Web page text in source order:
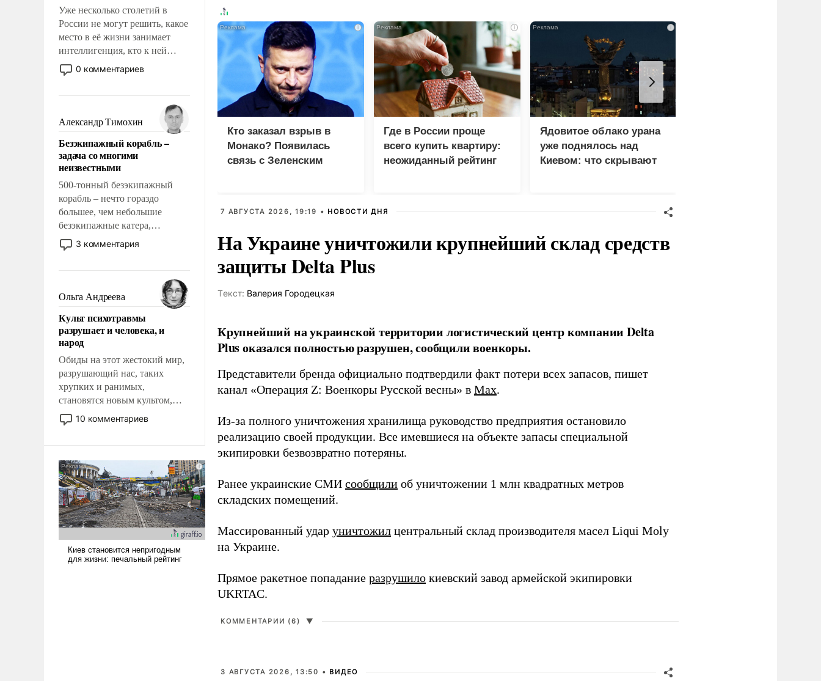
Уже несколько столетий в
России не могут решить, какое
место в её жизни занимает
интеллигенция, кто к ней
принадлежит, а кого из неё
исключили с правом
чем она отличается от просто
образованных людей. Иногда
казалось, что эти вопросы
решены раз и навсегда, но –
нет, не решены.
0 комментариев
Александр Тимохин
Безэкипажный корабль –
задача со многими
неизвестными
500-тонный безэкипажный
корабль – нечто гораздо
большее, чем небольшие
безэкипажные катера,
применение которых уже
стало обыденностью. Задача по
сложна и амбициозна. Однако
и ее реализация радикально
поднимет наши боевые
возможности.
3 комментария
Ольга Андреева
Культ психотравмы
разрушает и человека, и
народ
Обиды на этот жестокий мир,
разрушающий нас, таких
хрупких и ранимых,
становятся новым культом,
постепенно вытесняя и
отменяя традиционное
ударами судьбы, брать на себя
ответственность, помогать
слабым, идти вперед и
адаптироваться.
10 комментариев
i
Кто заказал взрыв в
Монако? Появилась
связь с Зеленским
i
Где в России проще
всего купить квартиру:
неожиданный рейтинг
i
Ядовитое облако урана
уже поднялось над
Киевом: что скрывают
7 АВГУСТА 2026, 19:19 • НОВОСТИ ДНЯ
На Украине уничтожили крупнейший склад средств
защиты Delta Plus
Tекст: Валерия Городецкая
Крупнейший на украинской территории логистический центр компании Delta
Plus оказался полностью разрушен, сообщили военкоры.
Представители бренда официально подтвердили факт потери всех запасов, пишет
канал «Операция Z: Военкоры Русской весны» в Max.
Из-за полного уничтожения хранилища руководство предприятия остановило
реализацию своей продукции. Все имевшиеся на объекте запасы специальной
экипировки безвозвратно потеряны.
Ранее украинские СМИ сообщили об уничтожении 1 млн квадратных метров
складских помещений.
Массированный удар уничтожил центральный склад производителя масел Liqui Moly
на Украине.
Прямое ракетное попадание разрушило киевский завод армейской экипировки
UKRTAC.
КОММЕНТАРИИ (6) ▼
3 АВГУСТА 2026, 13:50 • ВИДЕО